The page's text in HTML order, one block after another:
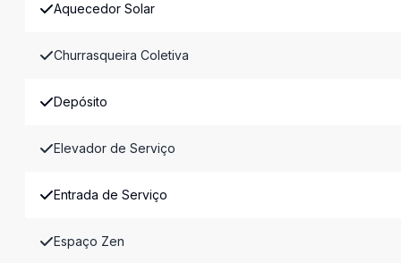
Aquecedor Solar
Churrasqueira Coletiva
Depósito
Elevador de Serviço
Entrada de Serviço
Espaço Zen